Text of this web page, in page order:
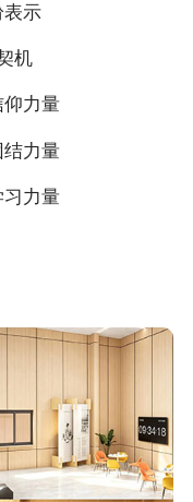
表示
机
仰力量
结力量
习力量